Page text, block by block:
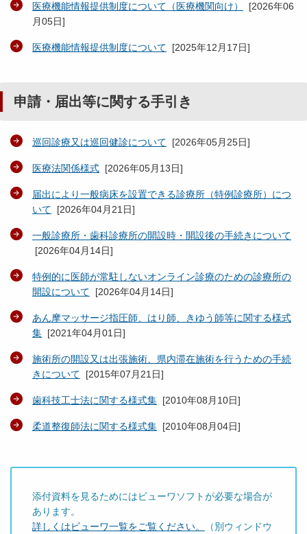
医療機能情報提供制度について（医療機関向け） [2026年06
月05日]
医療機能情報提供制度について [2025年12月17日]
申請・届出等に関する手引き
巡回診療又は巡回健診について [2026年05月25日]
医療法関係様式 [2026年05月13日]
届出により一般病床を設置できる診療所（特例診療所）につ
いて [2026年04月21日]
一般診療所・歯科診療所の開設時・開設後の手続きについて
[2026年04月14日]
特例的に医師が常駐しないオンライン診療のための診療所の
開設について [2026年04月14日]
あん摩マッサージ指圧師、はり師、きゆう師等に関する様式
集 [2021年04月01日]
施術所の開設又は出張施術、県内滞在施術を行うための手続
きについて [2015年07月21日]
歯科技工士法に関する様式集 [2010年08月10日]
柔道整復師法に関する様式集 [2010年08月04日]
添付資料を見るためにはビューワソフトが必要な場合が
あります。
詳しくはビューワ一覧をご覧ください。
（別ウィンドウ